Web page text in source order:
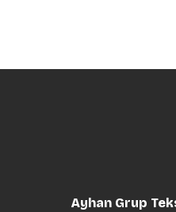
Ayhan Grup